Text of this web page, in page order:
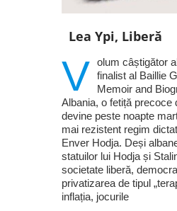
Lea Ypi, Liberă
V olum câștigător
finalist al Baillie
Memoir and
Albania, o fetiță precoce
devine peste noapte
mai rezistent regim
Enver Hodja. Deși
statuilor lui Hodja și
societate liberă,
privatizarea de tipul
inflația, jocurile